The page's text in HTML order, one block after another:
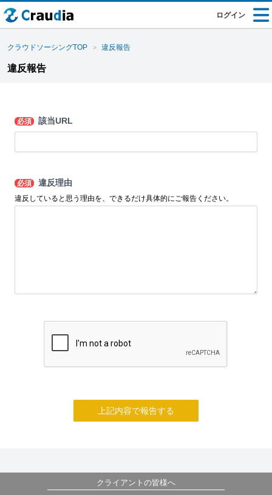
ログイン
クラウドソーシングTOP 違反報告
違反報告
必須 該当URL
必須 違反理由
違反していると思う理由を、できるだけ具体的にご報告ください。
上記内容で報告する
クライアントの皆様へ